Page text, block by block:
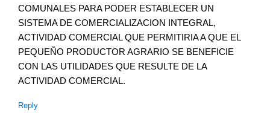
COMUNALES PARA PODER ESTABLECER UN
SISTEMA DE COMERCIALIZACION INTEGRAL,
ACTIVIDAD COMERCIAL QUE PERMITIRIA A QUE EL
PEQUEÑO PRODUCTOR AGRARIO SE BENEFICIE
CON LAS UTILIDADES QUE RESULTE DE LA
ACTIVIDAD COMERCIAL.
Reply